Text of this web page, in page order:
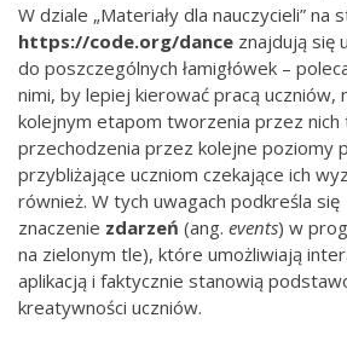
W dziale „Materiały dla nauczycieli” na
https://code.org/dance znajdują się
do poszczególnych łamigłówek –
nimi, by lepiej kierować pracą uczniów,
kolejnym etapom tworzenia przez nich
przechodzenia przez kolejne poziomy
przybliżające uczniom czekające ich
również. W tych uwagach podkreśla się
znaczenie zdarzeń (ang. events) w
na zielonym tle), które umożliwiają
aplikacją i faktycznie stanowią
kreatywności uczniów.